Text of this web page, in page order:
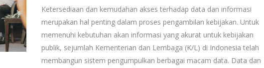
Ketersediaan dan kemudahan akses terhadap data dan informasi
merupakan hal penting dalam proses pengambilan kebijakan. Untuk
memenuhi kebutuhan akan informasi yang akurat untuk kebijakan
publik, sejumlah Kementerian dan Lembaga (K/L) di Indonesia telah
membangun sistem pengumpulkan berbagai macam data. Data dan